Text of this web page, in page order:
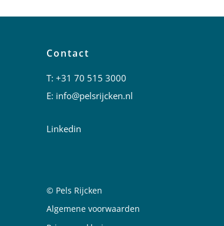
Contact
T:+31 70 515 3000
E: info@pelsrijcken.nl
Linkedin
Juridische informatie
© Pels Rijcken
Algemene voorwaarden